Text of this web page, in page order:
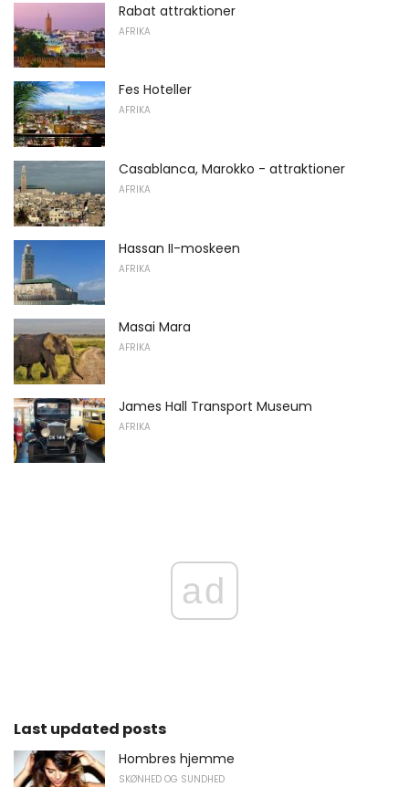
Rabat attraktioner
AFRIKA
Fes Hoteller
AFRIKA
Casablanca, Marokko - attraktioner
AFRIKA
Hassan II-moskeen
AFRIKA
Masai Mara
AFRIKA
James Hall Transport Museum
AFRIKA
ad
Last updated posts
Hombres hjemme
SKØNHED OG SUNDHED